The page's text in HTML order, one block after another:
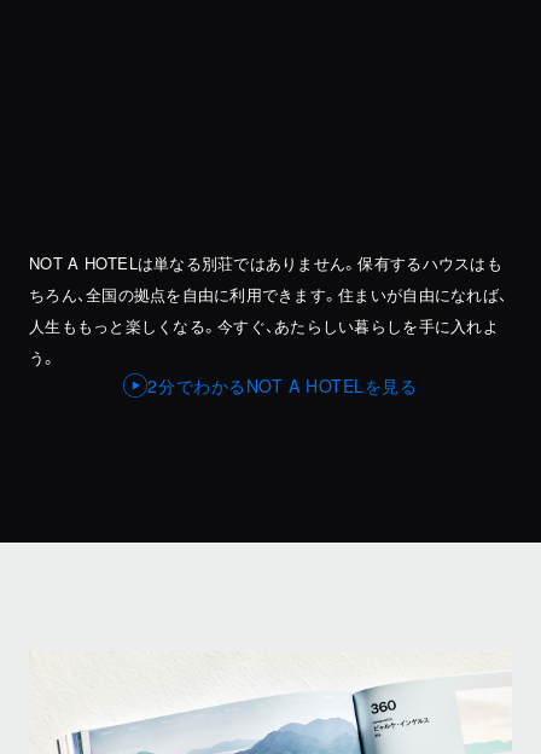
NOT A HOTELは単なる別荘ではありません。保有するハウスはも
ちろん、全国の拠点を自由に利用できます。住まいが自由になれば、
人生ももっと楽しくなる。今すぐ、あたらしい暮らしを手に入れよ
う。
2分でわかるNOT A HOTELを見る